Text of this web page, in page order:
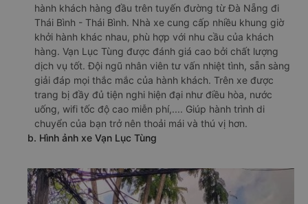
hành khách hàng đầu trên tuyến đường từ Đà Nẵng đi
Thái Bình - Thái Bình. Nhà xe cung cấp nhiều khung giờ
khởi hành khác nhau, phù hợp với nhu cầu của khách
hàng. Vạn Lục Tùng được đánh giá cao bởi chất lượng
dịch vụ tốt. Đội ngũ nhân viên tư vấn nhiệt tình, sẵn sàng
giải đáp mọi thắc mắc của hành khách. Trên xe được
trang bị đầy đủ tiện nghi hiện đại như điều hòa, nước
uống, wifi tốc độ cao miễn phí,.... Giúp hành trình di
chuyển của bạn trở nên thoải mái và thú vị hơn.
b. Hình ảnh xe Vạn Lục Tùng